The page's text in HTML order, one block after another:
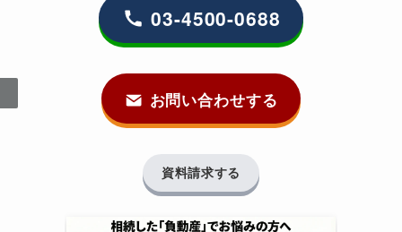
03-4500-0688
お問い合わせする
資料請求する